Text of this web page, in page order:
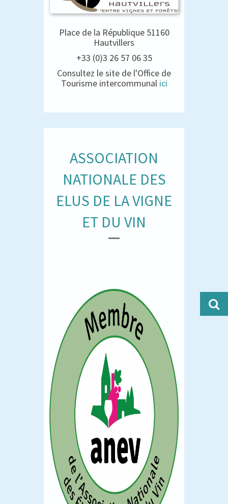
Place de la République 51160
Hautvillers
+33 (0)3 26 57 06 35
Consultez le site de l'Office de
Tourisme intercommunal ici
ASSOCIATION
NATIONALE DES
ELUS DE LA VIGNE
ET DU VIN